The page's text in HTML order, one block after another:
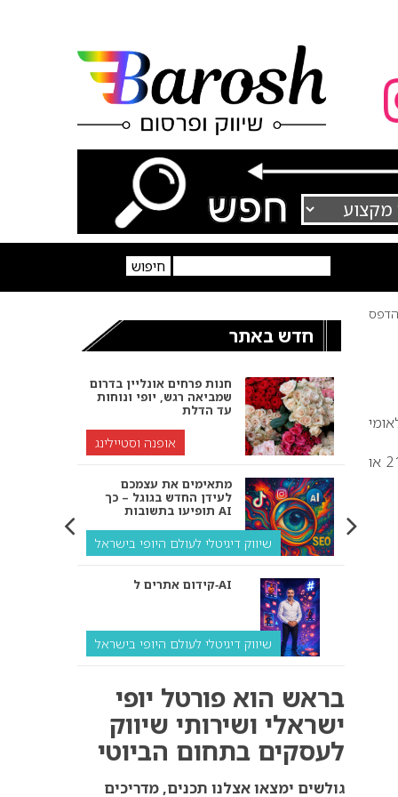
הדפס
סמינר ההדרכה הבינלאומי יתקיים בשני תאריכים בחודש אוקטובר הקרוב לבחירתכם: 21.10.13 או
חדש באתר
חנות פרחים אונליין בדרום
שמביאה רגש, יופי ונוחות
עד הדלת
אופנה וסטיילינג
מתאימים את עצמכם
לעידן החדש בגוגל – כך
תופיעו בתשובות AI
שיווק דיגיטלי לעולם היופי בישראל
קידום אתרים ל‑AI
שיווק דיגיטלי לעולם היופי בישראל
ולמה העסק שלך צריך
שיווק דיגיטלי לעסקים
קידום ל‑AI לעומת קידום
בראש הוא פורטל יופי
ישראלי ושירותי שיווק
לעסקים בתחום הביוטי
גולשים ימצאו אצלנו תכנים, מדריכים